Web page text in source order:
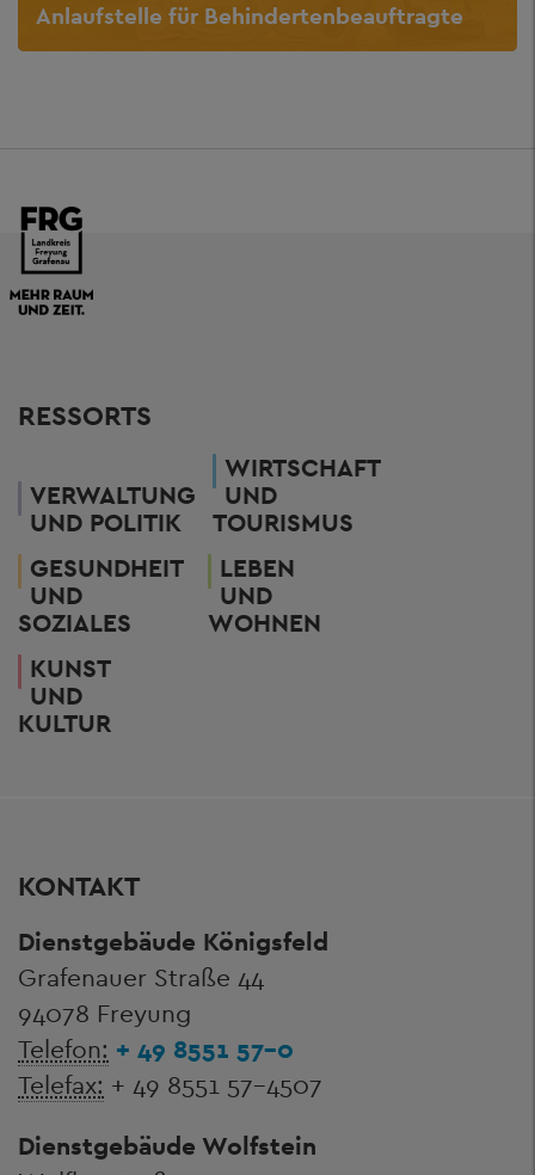
Anlaufstelle für Behindertenbeauftragte
RESSORTS
VERWALTUNG
UND POLITIK
WIRTSCHAFT
UND
TOURISMUS
GESUNDHEIT
UND
SOZIALES
LEBEN
UND
WOHNEN
KUNST
UND
KULTUR
KONTAKT
Dienstgebäude Königsfeld
Grafenauer Straße 44
94078 Freyung
Telefon: + 49 8551 57-0
Telefax: + 49 8551 57-4507
Dienstgebäude Wolfstein